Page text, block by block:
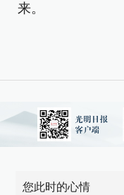
来。
您此时的心情